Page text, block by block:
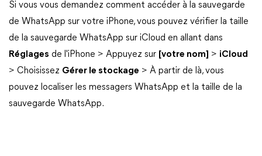
Si vous vous demandez comment accéder à la sauvegarde
de WhatsApp sur votre iPhone, vous pouvez vérifier la taille
de la sauvegarde WhatsApp sur iCloud en allant dans
Réglages de l'iPhone > Appuyez sur [votre nom] > iCloud
> Choisissez Gérer le stockage > À partir de là, vous
pouvez localiser les messagers WhatsApp et la taille de la
sauvegarde WhatsApp.